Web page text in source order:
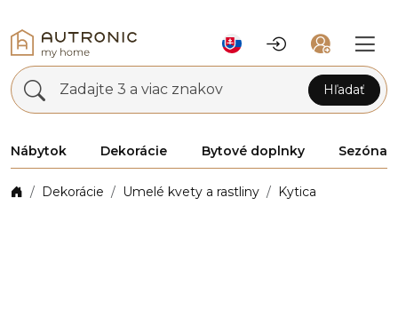
Zadajte 3 a viac znakov Hľadať
Nábytok Dekorácie Bytové doplnky Sezóna
Dekorácie Umelé kvety a rastliny Kytica